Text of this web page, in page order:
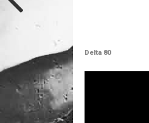
Delta 80